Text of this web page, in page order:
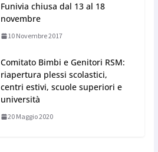
Funivia chiusa dal 13 al 18
novembre
10 Novembre 2017
Comitato Bimbi e Genitori RSM:
riapertura plessi scolastici,
centri estivi, scuole superiori e
università
20 Maggio 2020